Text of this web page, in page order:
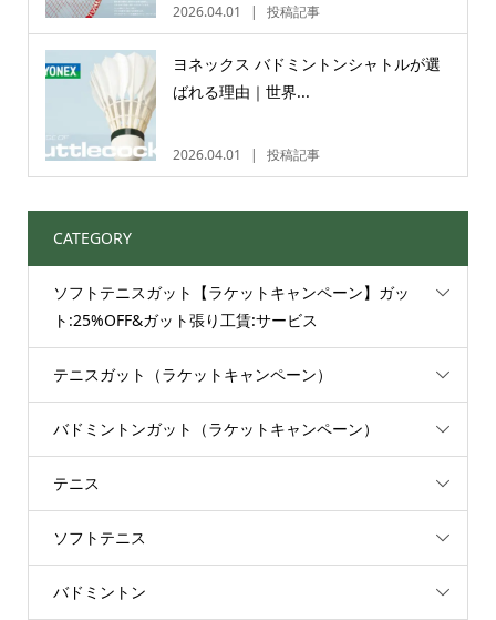
2026.04.01 投稿記事
ヨネックス バドミントンシャトルが選
ばれる理由｜世界...
2026.04.01 投稿記事
CATEGORY
ソフトテニスガット【ラケットキャンペーン】ガッ
ト:25%OFF&ガット張り工賃:サービス
テニスガット（ラケットキャンペーン）
バドミントンガット（ラケットキャンペーン）
テニス
ソフトテニス
バドミントン